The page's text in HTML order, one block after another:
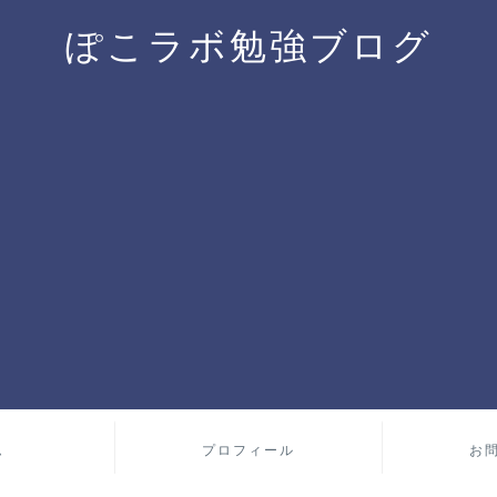
ぽこラボ勉強ブログ
プロフィール お